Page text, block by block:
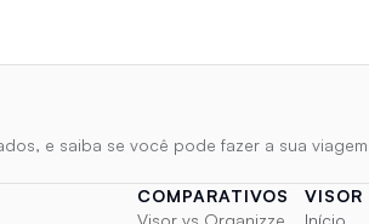
e saiba se você pode fazer a sua
COMPARATIVOS
Visor vs Organizze
VISOR
Início